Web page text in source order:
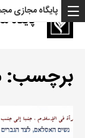
پایگاه
پایگاه مجازی
برچسب: